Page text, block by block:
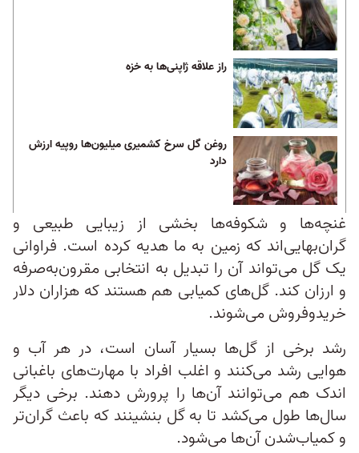
راز علاقه ژاپنی‌ها به خزه
روغن گل سرخ کشمیری میلیون‌ها روپیه ارزش
دارد
غنچه‌ها و شکوفه‌ها بخشی از زیبایی طبیعی و
گران‌بهایی‌اند که زمین به ما هدیه کرده است. فراوانی
یک گل می‌تواند آن را تبدیل به انتخابی مقرون‌به‌صرفه
و ارزان کند. گل‌های کمیابی هم هستند که هزاران دلار
خریدوفروش می‌شوند.
رشد برخی از گل‌ها بسیار آسان است، در هر آب و
هوایی رشد می‌کنند و اغلب افراد با مهارت‌های باغبانی
اندک هم می‌توانند آن‌ها را پرورش دهند. برخی دیگر
سال‌ها طول می‌کشد تا به گل بنشینند که باعث گران‌تر
و کمیاب‌شدن آن‌ها می‌شود.